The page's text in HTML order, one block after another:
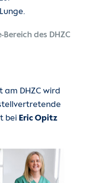
des DHZC
am DHZC wird
bei Eric Opitz